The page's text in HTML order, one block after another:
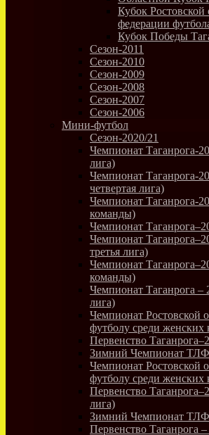
Кубок Ростовской
федерации
Кубок Победы
Сезон-2011
Сезон-2010
Сезон-2009
Сезон-2008
Сезон-2007
Сезон-2006
Мини-футбол
Сезон-2020/21
Чемпионат Таганрога-
лига)
Чемпионат Таганрога-
четвертая лига)
Чемпионат Таганрога-
команды)
Чемпионат
Чемпионат
третья лига)
Чемпионат
команды)
Чемпионат Таганрога –
лига)
Чемпионат Ростовской
футболу среди женских
Первенство
Зимний Чемпионат
Чемпионат Ростовской
футболу среди женских
Первенство
лига)
Зимний Чемпионат
Первенство Таганрога